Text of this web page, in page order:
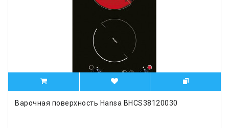
Варочная поверхность Hansa BHCS38120030